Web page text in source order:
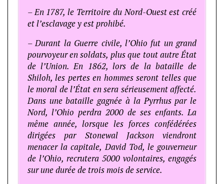
– En 1787, le Territoire du Nord-Ouest est créé
et l’esclavage y est prohibé.
– Durant la Guerre civile, l’Ohio fut un grand
pourvoyeur en soldats, plus que tout autre État
de l’Union. En 1862, lors de la bataille de
Shiloh, les pertes en hommes seront telles que
le moral de l’État en sera sérieusement affecté.
Dans une bataille gagnée à la Pyrrhus par le
Nord, l’Ohio perdra 2000 de ses enfants. La
même année, lorsque les forces confédérées
dirigées par Stonewal Jackson viendront
menacer la capitale, David Tod, le gouverneur
de l’Ohio, recrutera 5000 volontaires, engagés
sur une durée de trois mois de service.